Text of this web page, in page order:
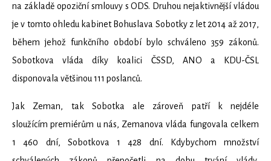
na základě opoziční smlouvy s ODS. Druhou nejaktivnější vládou
je v tomto ohledu kabinet Bohuslava Sobotky z let 2014 až 2017,
během jehož funkčního období bylo schváleno 359 zákonů.
Sobotkova vláda díky koalici ČSSD, ANO a KDU-ČSL
disponovala většinou 111 poslanců.
Jak Zeman, tak Sobotka ale zároveň patří k nejdéle
sloužícím premiérům u nás, Zemanova vláda fungovala celkem
1 460 dní, Sobotkova 1 428 dní. Kdybychom množství